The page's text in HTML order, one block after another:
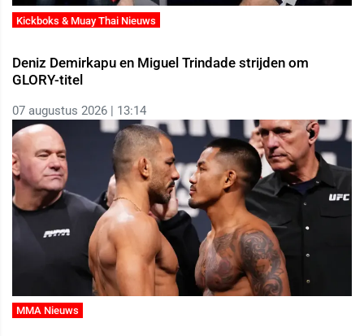
Kickboks & Muay Thai Nieuws
Deniz Demirkapu en Miguel Trindade strijden om
GLORY-titel
07 augustus 2026 | 13:14
MMA Nieuws